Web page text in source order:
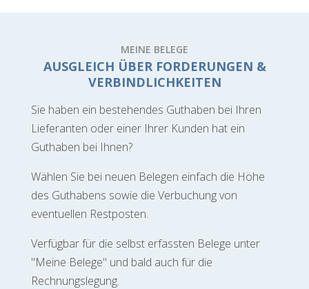
MEINE BELEGE
AUSGLEICH ÜBER FORDERUNGEN &
VERBINDLICHKEITEN
Sie haben ein bestehendes Guthaben bei Ihren
Lieferanten oder einer Ihrer Kunden hat ein
Guthaben bei Ihnen?
Wählen Sie bei neuen Belegen einfach die Höhe
des Guthabens sowie die Verbuchung von
eventuellen Restposten.
Verfügbar für die selbst erfassten Belege unter
"Meine Belege" und bald auch für die
Rechnungslegung.